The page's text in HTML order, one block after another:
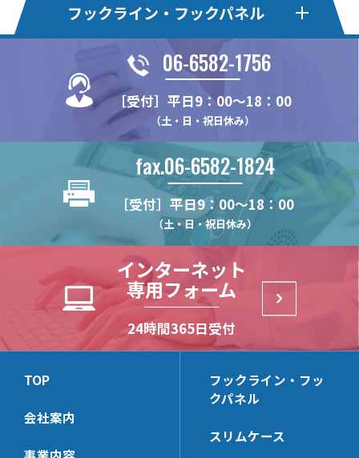
フックライン・フックパネル
フックライン
HL375FS
HL22KN
HL30M
フックライン・エコ
HLE20S
HLE22KSE
HLE22-4S
HLE22S
HLE22SR
HLオプションパーツ
HL-MBSK-N
HL-WHG30
FU-PCR
HL-CTHK【在庫限り】
HL-WHG20
HL-BKS30x100
HL-HK4S【在庫限り】
フックパネル・Pタイプ
HP75P
HP100P
HP24P
HP375P
フックパネル・Bタイプ フックパネル・Sタイプ
HP100S
HP60S
HP75S
フックパネル・Fタイプ
HP-PUF
フックパネル・木製タイプ
WPN
WPN-LRAL
HPオプションパーツ
HP-HK4
HP-HCHK
HP-SSHK
HP-BKS25x65
HP-LHK
HP-PCHK
ハイブリッドパネル
HB2-T
HB2-B
(リーズナブルモデル)
(リーズナブルモデル)
HB-T
HB-S
HB-B
06-6582-1756
［受付］平日9：00～18：00
（土・日・祝日休み）
fax.06-6582-1824
［受付］平日9：00～18：00
（土・日・祝日休み）
インターネット
専用フォーム
24時間365日受付
TOP
会社案内
フックライン・フッ
クパネル
スリムケース